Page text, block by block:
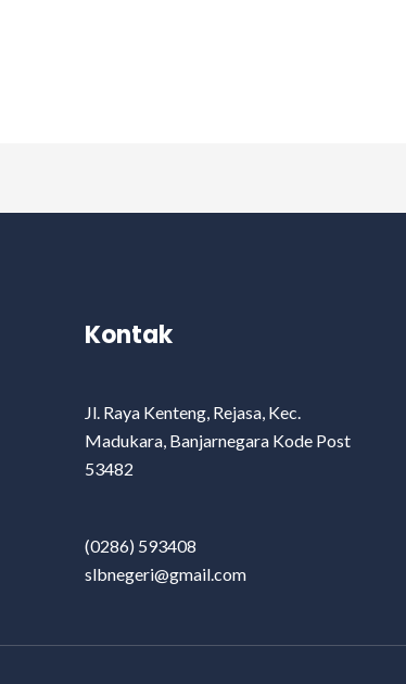
Kontak
Jl. Raya Kenteng, Rejasa, Kec.
Madukara, Banjarnegara Kode Post
53482
(0286) 593408
slbnegeri@gmail.com